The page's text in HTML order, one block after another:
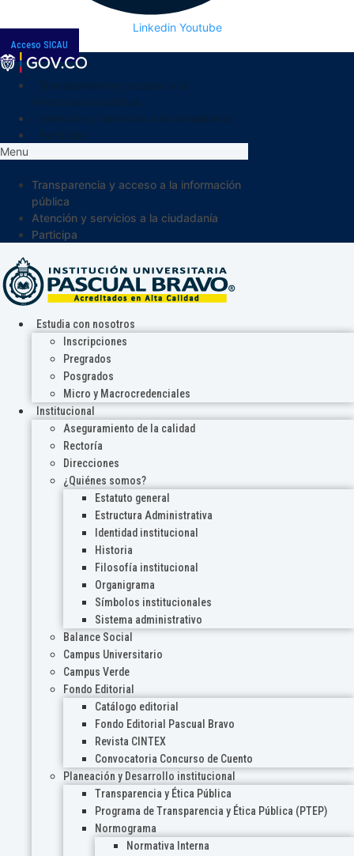
Linkedin Youtube
Acceso SICAU
Menu
Transparencia y acceso a la información
pública
Atención y servicios a la ciudadanía
Participa
Estudia con nosotros
Inscripciones
Pregrados
Posgrados
Micro y Macrocredenciales
Institucional
Aseguramiento de la calidad
Rectoría
Direcciones
¿Quiénes somos?
Estatuto general
Estructura Administrativa
Identidad institucional
Historia
Filosofía institucional
Organigrama
Símbolos institucionales
Sistema administrativo
Balance Social
Campus Universitario
Campus Verde
Fondo Editorial
Catálogo editorial
Fondo Editorial Pascual Bravo
Revista CINTEX
Convocatoria Concurso de Cuento
Planeación y Desarrollo institucional
Transparencia y Ética Pública
Programa de Transparencia y Ética Pública (PTEP)
Normograma
Normativa Interna